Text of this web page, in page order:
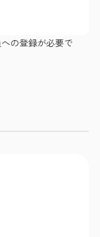
の登録が必要で